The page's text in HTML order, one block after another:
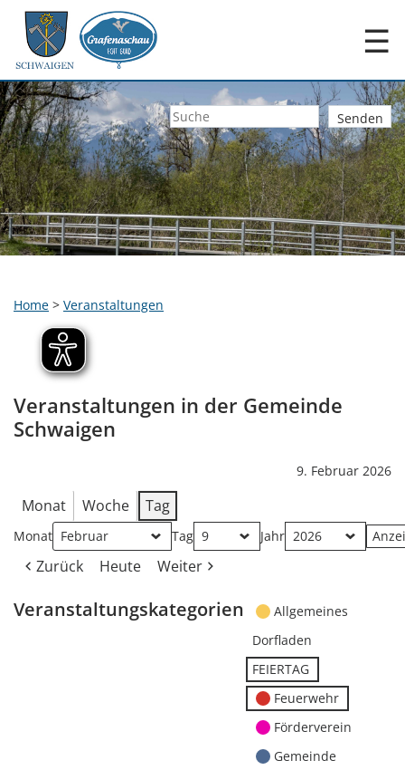
☰
Home > Veranstaltungen
Veranstaltungen in der Gemeinde
Schwaigen
9. Februar 2026
Monat Woche Tag
Monat Tag Jahr
Zurück Heute Weiter
Veranstaltungskategorien
Allgemeines
Dorfladen
FEIERTAG
Feuerwehr
Förderverein
Gemeinde